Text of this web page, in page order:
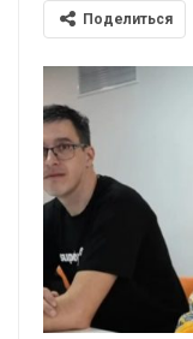
Поделиться